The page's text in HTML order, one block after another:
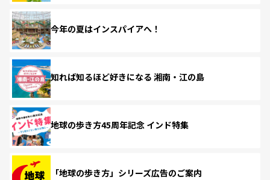
今年の夏はインスパイアへ！
知れば知るほど好きになる 湘南・江の島
地球の歩き方45周年記念 インド特集
「地球の歩き方」シリーズ広告のご案内